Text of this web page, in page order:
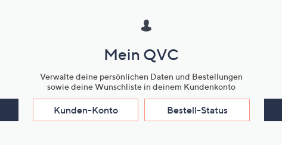
Mein QVC
Verwalte deine persönlichen Daten und Bestellungen
sowie deine Wunschliste in deinem Kundenkonto
Kunden-Konto Bestell-Status